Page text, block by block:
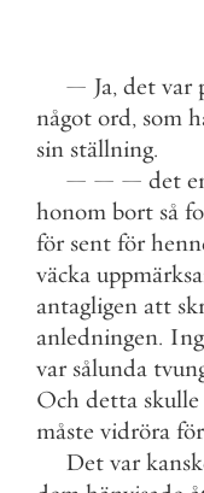
— Ja, det var
något ord, som
sin ställning.
— — — det
honom bort så
för sent för
väcka
antagligen att
anledningen.
var sålunda
Och detta skulle
måste vidröra
Det var